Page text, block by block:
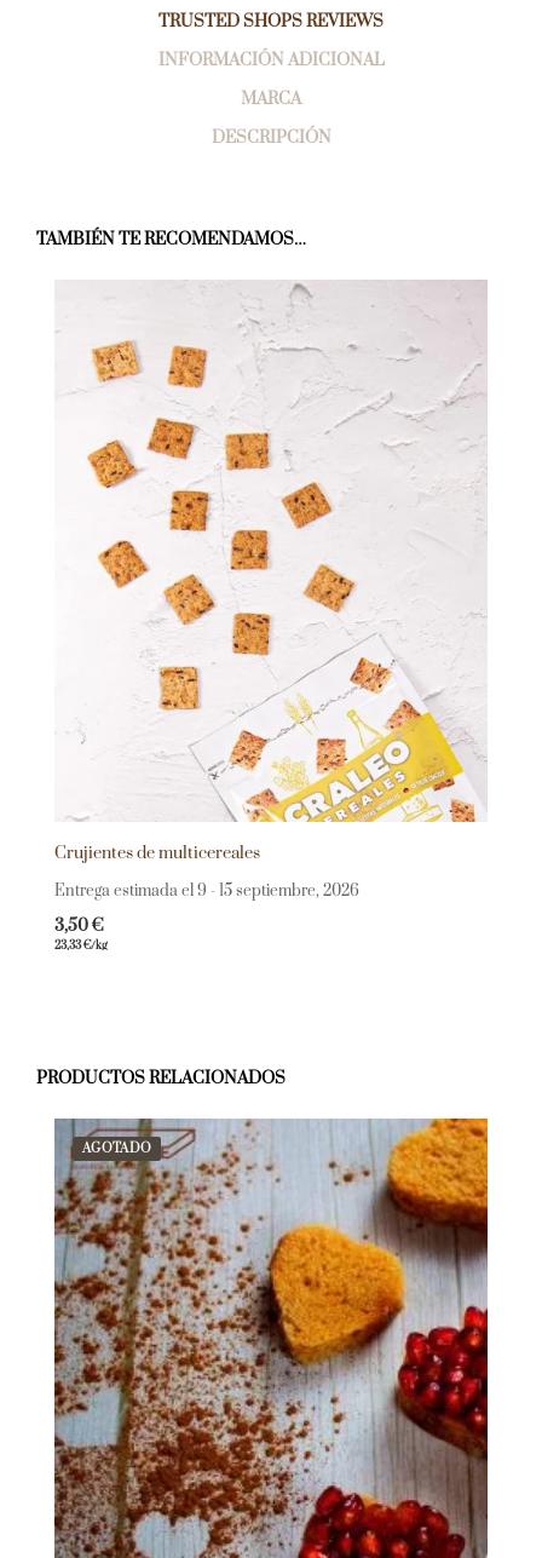
TRUSTED SHOPS REVIEWS
INFORMACIÓN ADICIONAL
MARCA
DESCRIPCIÓN
TAMBIÉN TE RECOMENDAMOS…
Crujientes de multicereales
Entrega estimada el 9 - 15 septiembre, 2026
3,50€
23,33€/kg
PRODUCTOS RELACIONADOS
AGOTADO